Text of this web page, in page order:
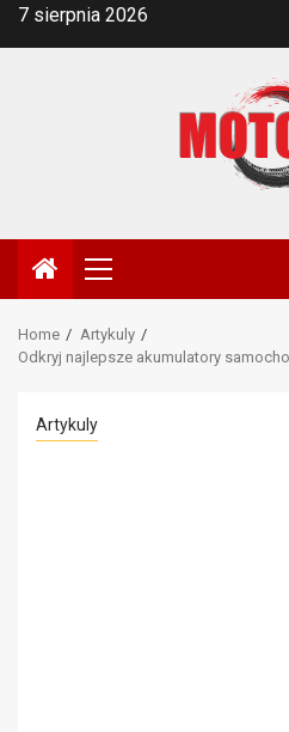
Skip7 sierpnia 2026
Primary
Menu
Home
Artykuly
Odkryj najlepsze akumulatory
Artykuly